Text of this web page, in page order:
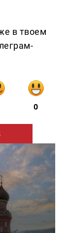
в твоем
0